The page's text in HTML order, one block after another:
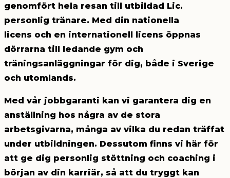
genomfört hela resan till utbildad Lic.
personlig tränare. Med din nationella
licens och en internationell licens öppnas
dörrarna till ledande gym och
träningsanläggningar för dig, både i Sverige
och utomlands.
Med vår jobbgaranti kan vi garantera dig en
anställning hos några av de stora
arbetsgivarna, många av vilka du redan träffat
under utbildningen. Dessutom finns vi här för
att ge dig personlig stöttning och coaching i
början av din karriär, så att du tryggt kan